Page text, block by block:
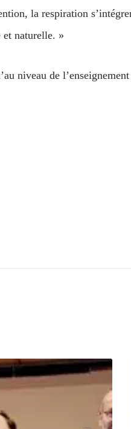
la respiration
et naturelle. »
niveau de